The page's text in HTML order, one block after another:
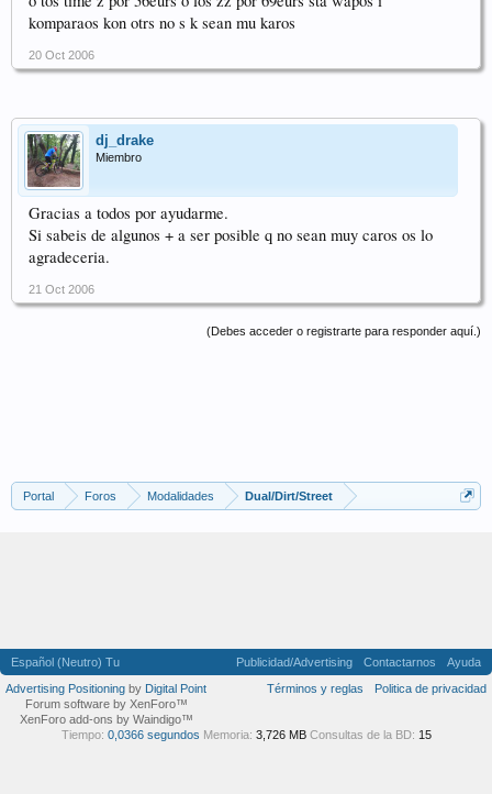
komparaos kon otrs no s k sean mu karos
20 Oct 2006
dj_drake
Miembro
Gracias a todos por ayudarme.
Si sabeis de algunos + a ser posible q no sean muy caros os lo
agradeceria.
21 Oct 2006
(Debes acceder o registrarte para responder aquí.)
Portal Foros Modalidades Dual/Dirt/Street
Español (Neutro) Tu Publicidad/Advertising Contactarnos
Ayuda
Términos y reglas
Politica de privacidad
Advertising Positioning by Digital Point
Forum software by XenForo™
XenForo add-ons by Waindigo™
Tiempo: 0,0366 segundos Memoria: 3,726 MB Consultas de la BD: 15